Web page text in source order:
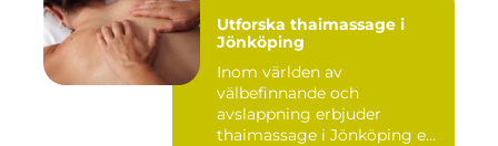
Utforska thaimassage i
Jönköping
Inom världen av
välbefinnande och
avslappning erbjuder
thaimassage i Jönköping e...